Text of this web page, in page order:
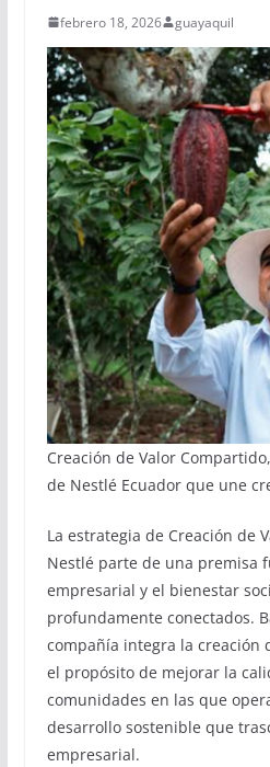
febrero 18, 2026 guayaquil
Creación de Valor
de Nestlé Ecuador que une
La estrategia de Creación de
Nestlé parte de una premisa
empresarial y el bienestar
profundamente conectados.
compañía integra la creación
el propósito de mejorar la
comunidades en las que
desarrollo sostenible que
empresarial.